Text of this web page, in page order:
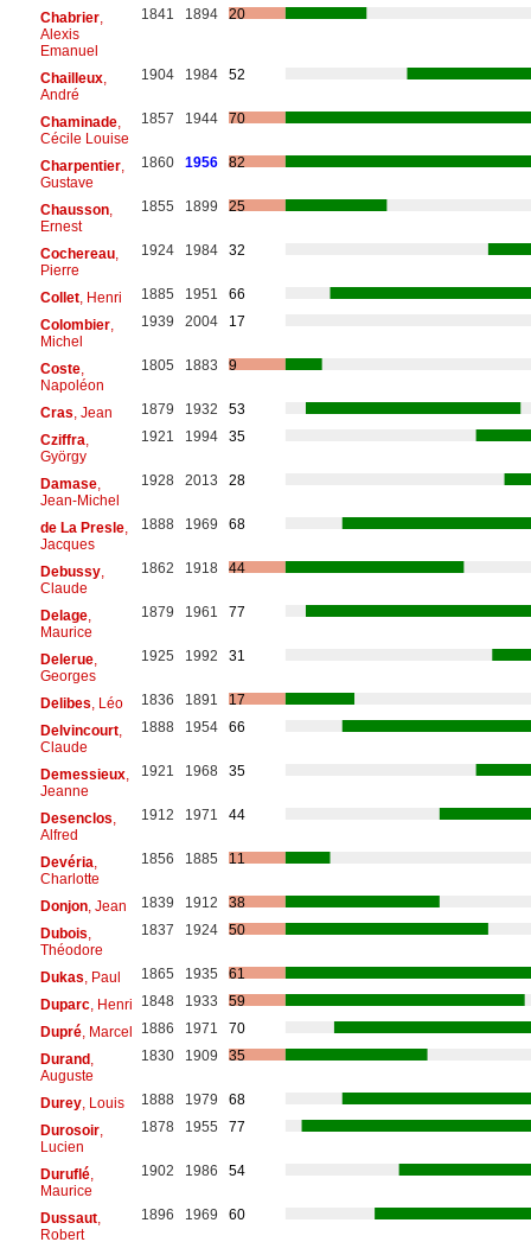
Chabrier,
Alexis
Emanuel
1841 1894 20
Chailleux,
André
1904 1984 52
Chaminade,
Cécile Louise
1857 1944 70
Charpentier,
Gustave
1860 1956 82
Chausson,
Ernest
1855 1899 25
Cochereau,
Pierre
1924 1984 32
Collet, Henri 1885 1951
66
Colombier,
Michel
1939 2004 17
Coste,
Napoléon
1805 1883 9
Cras , Jean 1879 1932
53
Cziffra
György
1921 1994 35
Damase,
Jean-Michel
1928 2013 28
de La Presle,
Jacques
1888 1969 68
Debussy,
Claude
1862 1918 44
Delage,
Maurice
1879 1961 77
Delerue,
Georges
1925 1992 31
Delibes , Léo 1836 1891
17
Delvincourt,
Claude
1888 1954 66
Demessieux,
Jeanne
1921 1968 35
Desenclos
Alfred
1912 1971 44
Devéria
Charlotte
1856 1885 11
Donjon, Jean 1839 1912
38
Dubois
Théodore
1837 1924 50
Dukas , Paul 1865 1935
61
Duparc, Henri 1848 1933
59
Dupré, Marcel 1886 1971
70
Durand,
Auguste
1830 1909 35
Durey, Louis 1888 1979
68
Durosoir,
Lucien
1878 1955 77
Duruflé,
Maurice
1902 1986 54
Dussaut,
Robert
1896 1969 60